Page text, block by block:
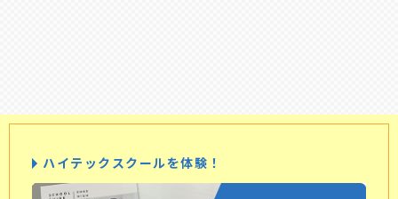
ハイテックスクールを体験！